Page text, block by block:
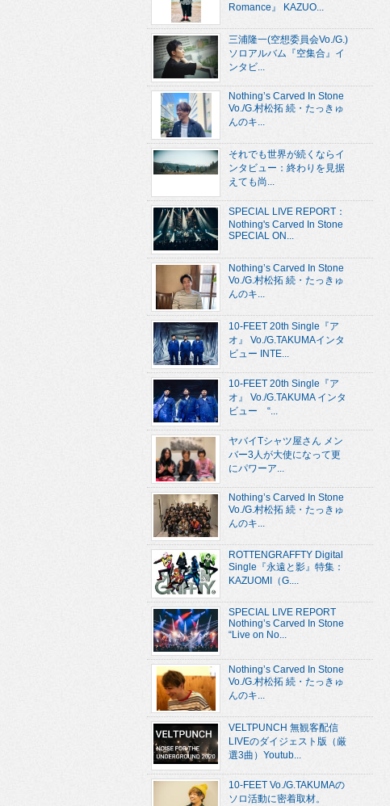
Romance』 KAZUO...
三浦隆一(空想委員会Vo./G.)
ソロアルバム『空集合』イ
ンタビ...
Nothing’s Carved In Stone
Vo./G.村松拓 続・たっきゅ
んのキ...
それでも世界が続くならイ
ンタビュー：終わりを見据
えても尚...
SPECIAL LIVE REPORT：
Nothing's Carved In Stone
SPECIAL ON...
Nothing’s Carved In Stone
Vo./G.村松拓 続・たっきゅ
んのキ...
10-FEET 20th Single『ア
オ』 Vo./G.TAKUMAインタ
ビュー INTE...
10-FEET 20th Single『ア
オ』 Vo./G.TAKUMA インタ
ビュー “...
ヤバイTシャツ屋さん メン
バー3人が大使になって更
にパワーア...
Nothing’s Carved In Stone
Vo./G.村松拓 続・たっきゅ
んのキ...
ROTTENGRAFFTY Digital
Single『永遠と影』特集：
KAZUOMI（G....
SPECIAL LIVE REPORT
Nothing’s Carved In Stone
“Live on No...
Nothing’s Carved In Stone
Vo./G.村松拓 続・たっきゅ
んのキ...
VELTPUNCH 無観客配信
LIVEのダイジェスト版（厳
選3曲）Youtub...
10-FEET Vo./G.TAKUMAの
ソロ活動に密着取材。